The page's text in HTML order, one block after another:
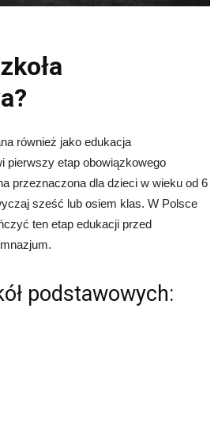
również jako edukacja
pierwszy etap obowiązkowego
przeznaczona dla dzieci w wieku od 6
sześć lub osiem klas. W Polsce
ten etap edukacji przed
podstawowych: